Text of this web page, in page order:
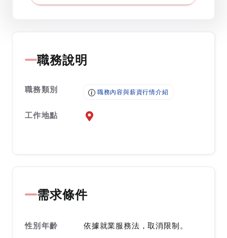
職務說明
職務類別 職務內容與薪資行情介紹
工作地點 前往查看地圖
需求條件
性別年齡 依據就業服務法，取消限制。